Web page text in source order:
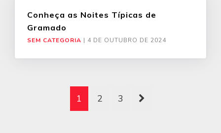
Conheça as Noites Típicas de
Gramado
SEM CATEGORIA | 4 DE OUTUBRO DE 2024
1 2 3